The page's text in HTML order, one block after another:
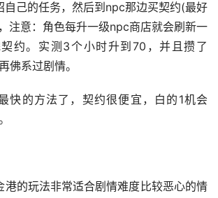
自己的任务，然后到npc那边买契约(最好
注意：角色每升一级npc商店就会刷新一
约。实测3个小时升到70，并且攒了
佛系过剧情。
快的方法了，契约很便宜，白的1机会
港的玩法非常适合剧情难度比较恶心的情